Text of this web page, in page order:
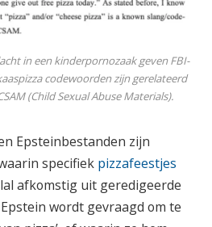
in een kinderpornozaak geven FBI-
codewoorden zijn gerelateerd
(Child Sexual Abuse Materials).
Epsteinbestanden zijn
specifiek pizzafeestjes
afkomstig uit geredigeerde
wordt gevraagd om te